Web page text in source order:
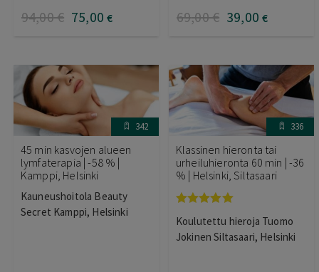
94,00€ 75,00 € 69,00€ 39,00 €
342
45 min kasvojen alueen
lymfaterapia | -58 % |
Kamppi, Helsinki
Kauneushoitola Beauty
Secret Kamppi, Helsinki
336
Klassinen hieronta tai
urheiluhieronta 60 min | -36
% | Helsinki, Siltasaari
tuotteesta:
5.00/ 5
Koulutettu hieroja Tuomo
Jokinen Siltasaari, Helsinki